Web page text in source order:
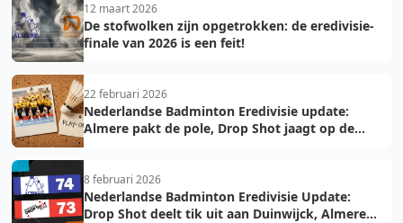
12 maart 2026
De stofwolken zijn opgetrokken: de eredivisie-
finale van 2026 is een feit!
22 februari 2026
Nederlandse Badminton Eredivisie update:
Almere pakt de pole, Drop Shot jaagt op de
8 februari 2026
Nederlandse Badminton Eredivisie Update:
Drop Shot deelt tik uit aan Duinwijck, Almere